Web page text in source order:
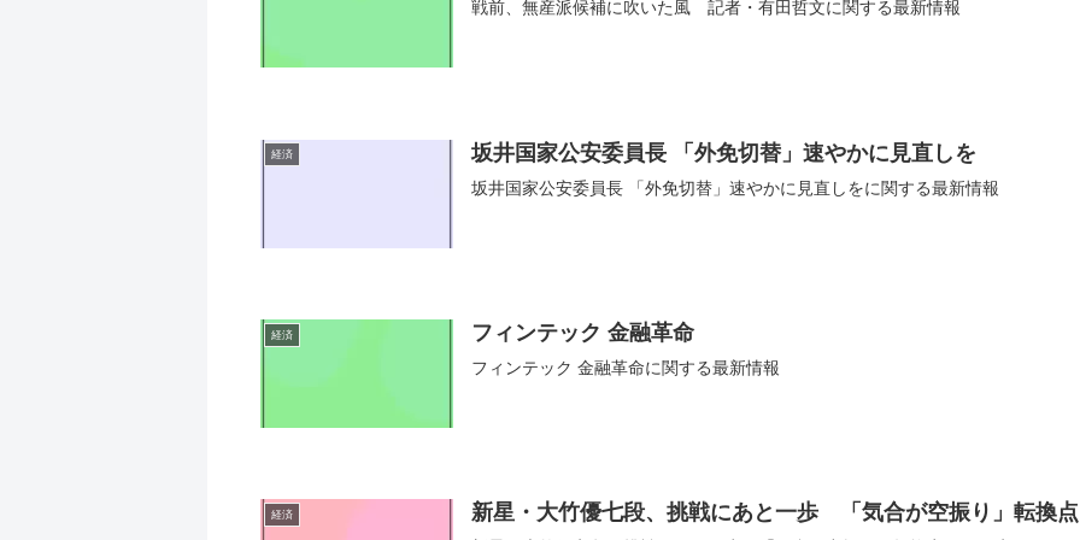
戦前、無産派候補に吹いた風 記者・有田哲文に関する最新情報
経済 坂井国家公安委員長 「外免切替」速やかに見直しを
坂井国家公安委員長 「外免切替」速やかに見直しをに関する最新情報
経済 フィンテック 金融革命
フィンテック 金融革命に関する最新情報
経済 新星・大竹優七段、挑戦にあと一歩 「気合が空振り」転換